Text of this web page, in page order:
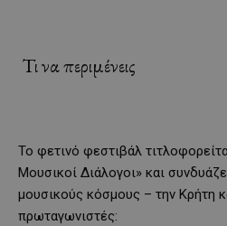
Τι να περιμένεις
Το φετινό φεστιβάλ
Μουσικοί Διάλογοι» και
μουσικούς κόσμους – την Κρήτη
πρωταγωνιστές: